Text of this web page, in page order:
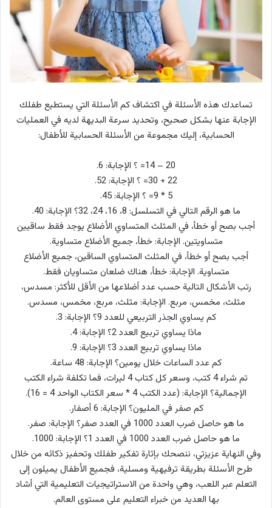
تساعدك هذه الأسئلة في اكتشاف كم الأسئلة التي يستطيع طفلك
الإجابة عنها بشكل صحيح، وتحديد سرعة البديهة لديه في العمليات
الحسابية، إليك مجموعة من الأسئلة الحسابية للأطفال:
20 – 14= ؟ الإجابة: 6.
22 + 30= ؟ الإجابة: 52.
5 * 9= ؟ الإجابة: 45.
ما هو الرقم التالي في التسلسل: 8، 16، 24، 32؟ الإجابة: 40.
أجب بصح أو خطأ، في المثلث المتساوي الأضلاع يوجد فقط ساقيين
متساويتين. الإجابة: خطأ، جميع الأضلاع متساوية.
أجب بصح أو خطأ، في المثلث المتساوي الساقين، جميع الأضلاع
متساوية. الإجابة: خطأ، هناك ضلعان متساويان فقط.
رتب الأشكال التالية حسب عدد أضلاعها من الأقل للأكثر: مسدس،
مثلث، مخمس، مربع. الإجابة: مثلث، مربع، مخمس، مسدس.
كم يساوي الجذر التربيعي للعدد 9؟ الإجابة: 3.
ماذا يساوي تربيع العدد 2؟ الإجابة: 4.
ماذا يساوي تربيع العدد 3؟ الإجابة: 9.
كم عدد الساعات خلال يومين؟ الإجابة: 48 ساعة.
تم شراء 4 كتب، وسعر كل كتاب 4 ليرات، فما تكلفة شراء الكتب
الإجمالية؟ الإجابة: (عدد الكتب 4 * سعر الكتاب الواحد 4 = 16).
كم صفر في المليون؟ الإجابة: 6 أصفار.
ما هو حاصل ضرب العدد 1000 في العدد صفر؟ الإجابة: صفر.
ما هو حاصل ضرب العدد 1000 في العدد 1؟ الإجابة: 1000.
وفي النهاية عزيزتي، ننصحك بإثارة تفكير طفلك وتحفيز ذكائه من خلال
طرح الأسئلة بطريقة ترفيهية ومسلية، فجميع الأطفال يميلون إلى
التعلم عبر اللعب، وهي واحدة من الاستراتيجيات التعليمية التي أشاد
بها العديد من خبراء التعليم على مستوى العالم.